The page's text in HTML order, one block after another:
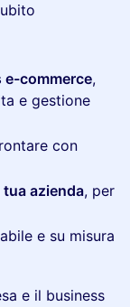
e-commerce,
e gestione
con
azienda, per
e su misura
e il business